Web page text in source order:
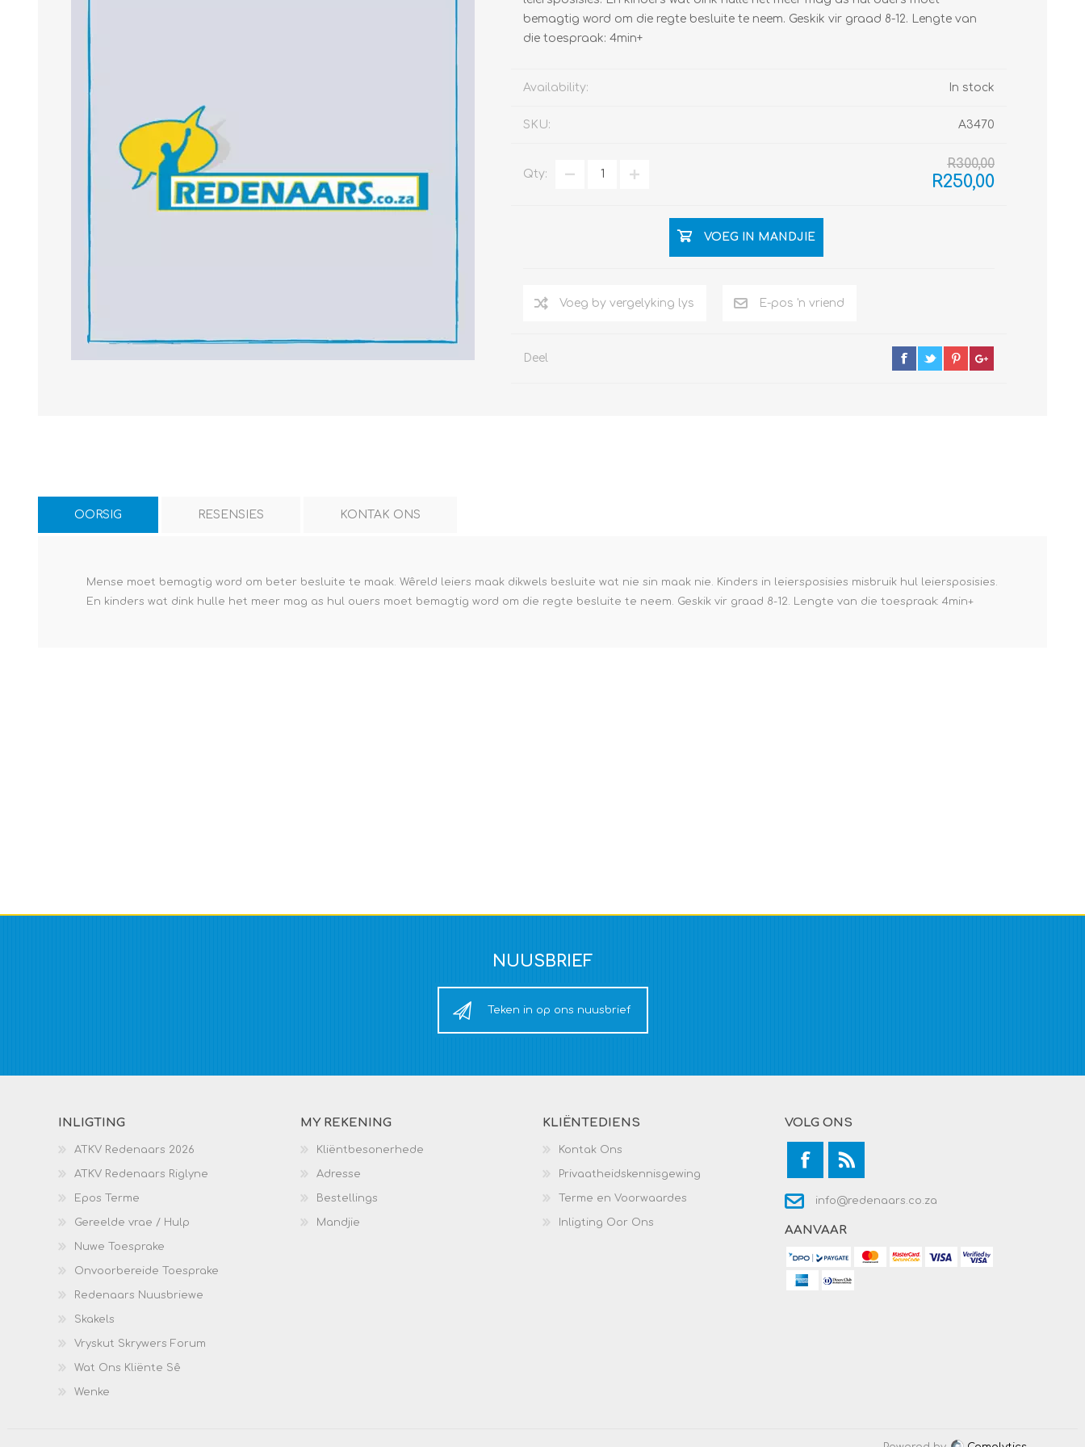
bemagtig word om die regte besluite te neem. Geskik vir graad 8-12. Lengte van
die toespraak: 4min+
Availability: In stock
SKU: A3470
R300,00
R250,00
Qty:
VOEG IN MANDJIE
Deel
OORSIG RESENSIES KONTAK ONS
Mense moet bemagtig word om beter besluite te maak. Wêreld leiers maak dikwels besluite wat nie sin maak nie. Kinders in leiersposisies misbruik hul leiersposisies.
En kinders wat dink hulle het meer mag as hul ouers moet bemagtig word om die regte besluite te neem. Geskik vir graad 8-12. Lengte van die toespraak: 4min+
NUUSBRIEF
Teken in op ons nuusbrief
INLIGTING
ATKV Redenaars 2026
ATKV Redenaars Riglyne
Epos Terme
Gereelde vrae / Hulp
Nuwe Toesprake
Onvoorbereide Toesprake
Redenaars Nuusbriewe
Skakels
Vryskut Skrywers Forum
Wat Ons Kliënte Sê
Wenke
MY REKENING
Kliëntbesonerhede
Adresse
Bestellings
Mandjie
KLIËNTEDIENS
Kontak Ons
Privaatheidskennisgewing
Terme en Voorwaardes
Inligting Oor Ons
VOLG ONS
info@redenaars.co.za
AANVAAR